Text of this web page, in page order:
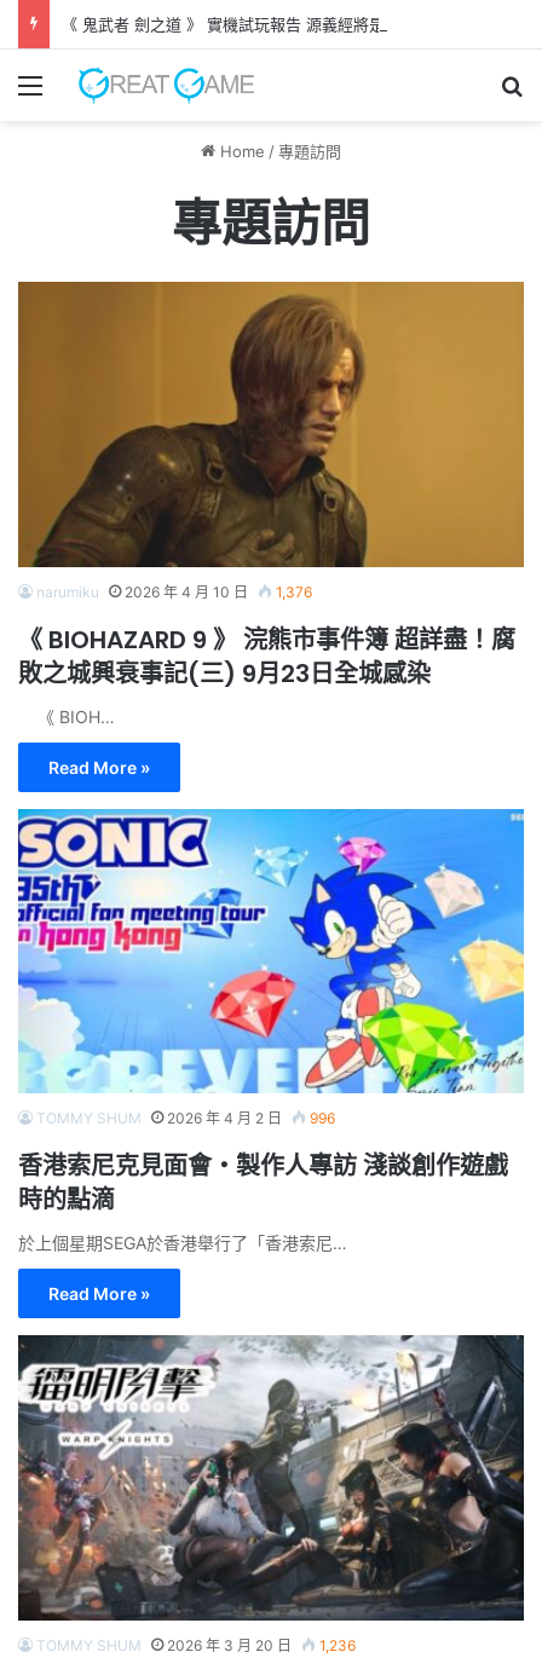
《 鬼武者 劍之道 》 實機試玩報告 源義經將是事件的起源！？
Menu
Home /專題訪問
專題訪問
narumiku 2026 年 4 月 10 日 1,376
《 BIOHAZARD 9 》 浣熊市事件簿 超詳盡！腐
敗之城興衰事記(三) 9月23日全城感染
《 BIOH…
Read More »
TOMMY SHUM 2026 年 4 月 2 日 996
香港索尼克見面會‧製作人專訪 淺談創作遊戲
時的點滴
於上個星期SEGA於香港舉行了「香港索尼…
Read More »
TOMMY SHUM 2026 年 3 月 20 日 1,236